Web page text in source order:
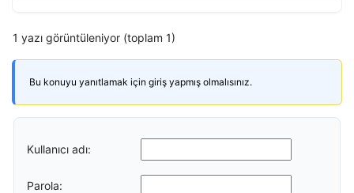
1 yazı görüntüleniyor (toplam 1)
Bu konuyu yanıtlamak için giriş yapmış olmalısınız.
Kullanıcı adı:
Parola: